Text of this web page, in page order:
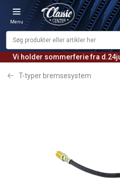
Vi holder sommerferie fra
Menu
T-typer bremsesystem